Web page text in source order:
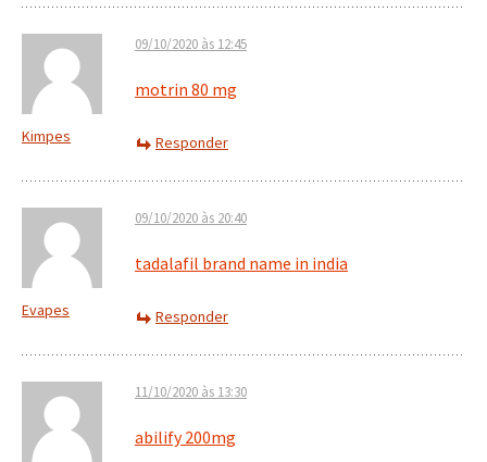
Kimpes
09/10/2020 às 12:45
motrin 80 mg
Responder
Evapes
09/10/2020 às 20:40
tadalafil brand name in india
Responder
11/10/2020 às 13:30
abilify 200mg